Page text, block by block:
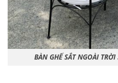
BÀN GHẾ SẮT NGOÀI